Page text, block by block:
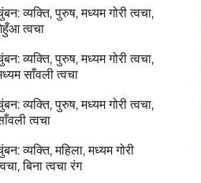
व्यक्ति, पुरुष, मध्यम गोरी त्वचा,
त्वचा
व्यक्ति, पुरुष, मध्यम गोरी त्वचा,
साँवली त्वचा
व्यक्ति, पुरुष, मध्यम गोरी त्वचा,
त्वचा
व्यक्ति, महिला, मध्यम गोरी
बिना त्वचा रंग